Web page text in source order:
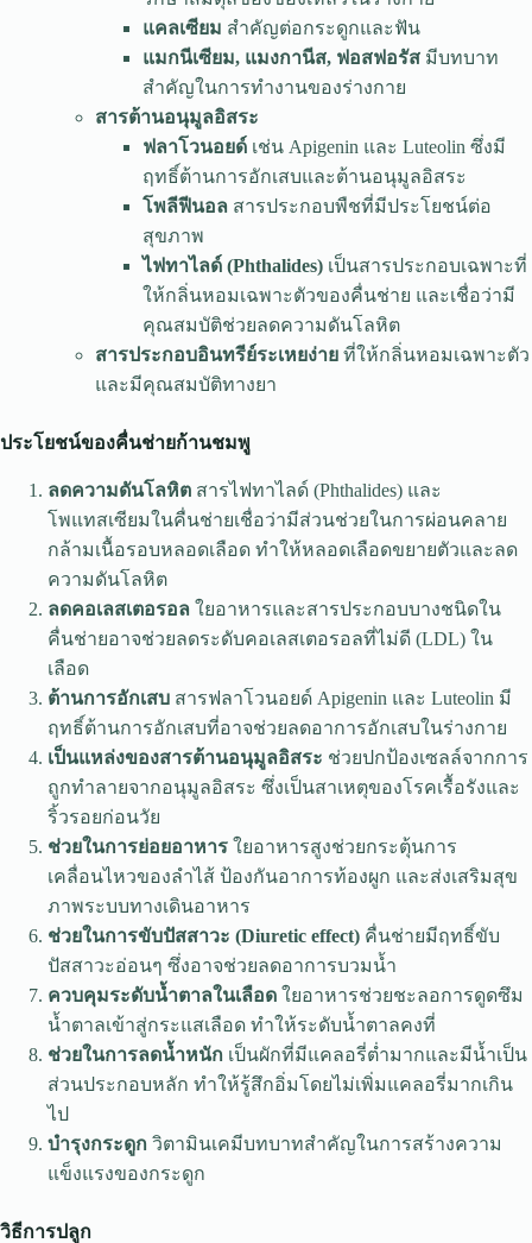
แคลเซียม สำคัญต่อกระดูกและฟัน
แมกนีเซียม, แมงกานีส, ฟอสฟอรัส มีบทบาท
สำคัญในการทำงานของร่างกาย
สารต้านอนุมูลอิสระ
ฟลาโวนอยด์ เช่น Apigenin และ Luteolin ซึ่งมี
ฤทธิ์ต้านการอักเสบและต้านอนุมูลอิสระ
โพลีฟีนอล สารประกอบพืชที่มีประโยชน์ต่อ
สุขภาพ
ไฟทาไลด์ (Phthalides) เป็นสารประกอบเฉพาะที่
ให้กลิ่นหอมเฉพาะตัวของคื่นช่าย และเชื่อว่ามี
คุณสมบัติช่วยลดความดันโลหิต
สารประกอบอินทรีย์ระเหยง่าย ที่ให้กลิ่นหอมเฉพาะตัว
และมีคุณสมบัติทางยา
ประโยชน์ของคื่นช่ายก้านชมพู
ลดความดันโลหิต สารไฟทาไลด์ (Phthalides) และ
โพแทสเซียมในคื่นช่ายเชื่อว่ามีส่วนช่วยในการผ่อนคลาย
กล้ามเนื้อรอบหลอดเลือด ทำให้หลอดเลือดขยายตัวและลด
ความดันโลหิต
ลดคอเลสเตอรอล ใยอาหารและสารประกอบบางชนิดใน
คื่นช่ายอาจช่วยลดระดับคอเลสเตอรอลที่ไม่ดี (LDL) ใน
เลือด
ต้านการอักเสบ สารฟลาโวนอยด์ Apigenin และ Luteolin มี
ฤทธิ์ต้านการอักเสบที่อาจช่วยลดอาการอักเสบในร่างกาย
เป็นแหล่งของสารต้านอนุมูลอิสระ ช่วยปกป้องเซลล์จากการ
ถูกทำลายจากอนุมูลอิสระ ซึ่งเป็นสาเหตุของโรคเรื้อรังและ
ริ้วรอยก่อนวัย
ช่วยในการย่อยอาหาร ใยอาหารสูงช่วยกระตุ้นการ
เคลื่อนไหวของลำไส้ ป้องกันอาการท้องผูก และส่งเสริมสุข
ภาพระบบทางเดินอาหาร
ช่วยในการขับปัสสาวะ (Diuretic effect) คื่นช่ายมีฤทธิ์ขับ
ปัสสาวะอ่อนๆ ซึ่งอาจช่วยลดอาการบวมน้ำ
ควบคุมระดับน้ำตาลในเลือด ใยอาหารช่วยชะลอการดูดซึม
น้ำตาลเข้าสู่กระแสเลือด ทำให้ระดับน้ำตาลคงที่
ช่วยในการลดน้ำหนัก เป็นผักที่มีแคลอรี่ต่ำมากและมีน้ำเป็น
ส่วนประกอบหลัก ทำให้รู้สึกอิ่มโดยไม่เพิ่มแคลอรี่มากเกิน
ไป
บำรุงกระดูก วิตามินเคมีบทบาทสำคัญในการสร้างความ
แข็งแรงของกระดูก
วิธีการปลูก